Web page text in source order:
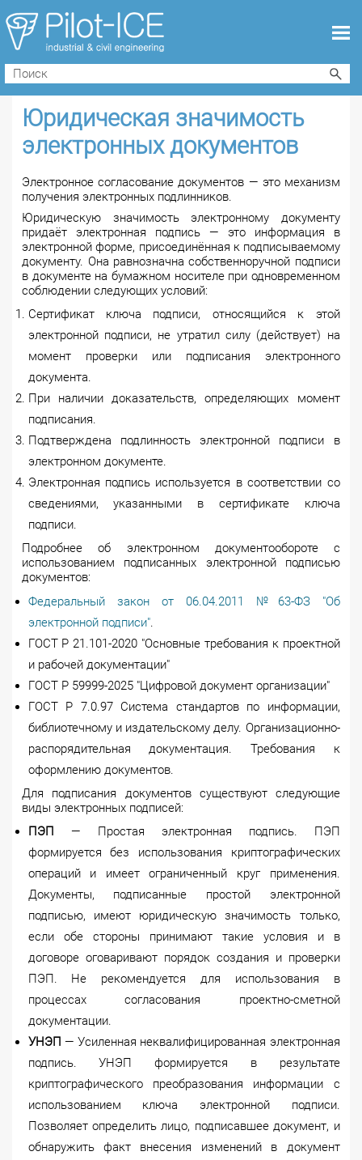
Юридическая значимость
электронных документов
Электронное согласование документов — это механизм
получения электронных подлинников.
Юридическую значимость электронному документу
придаёт электронная подпись — это информация в
электронной форме, присоединённая к подписываемому
документу. Она равнозначна собственноручной подписи
в документе на бумажном носителе при одновременном
соблюдении следующих условий:
Сертификат ключа подписи, относящийся к этой
электронной подписи, не утратил силу (действует) на
момент проверки или подписания электронного
документа.
При наличии доказательств, определяющих момент
подписания.
Подтверждена подлинность электронной подписи в
электронном документе.
Электронная подпись используется в соответствии со
сведениями, указанны­ми в сертификате ключа
подписи.
Подробнее об электронном документообороте с
использованием подписанных электронной подписью
документов:
Федеральный закон от 06.04.2011 №63-ФЗ "Об
электронной подписи".
ГОСТ Р 21.101-2020 "Основные требования к проектной
и рабочей документации"
ГОСТ Р 59999-2025 "Цифровой документ организации"
ГОСТ Р 7.0.97 Система стандартов по информации,
библиотечному и издательскому делу. Организационно-
распорядительная документация. Требования к
оформлению документов.
Для подписания документов существуют следующие
виды электронных подписей:
ПЭП — Простая электронная подпись. ПЭП
формируется без использования криптографических
операций и имеет ограниченный круг применения.
Документы, подписанные простой электронной
подписью, имеют юридическую значимость только,
если обе стороны принимают такие условия и в
договоре оговаривают порядок создания и проверки
ПЭП. Не рекомендуется для использования в
процессах согласования проектно-сметной
документации.
УНЭП — Усиленная неквалифицированная электронная
подпись. УНЭП формируется в результате
криптографического преобразования информации с
использованием ключа электронной подписи.
Позволяет определить лицо, подписавшее документ, и
обнаружить факт внесения изменений в документ